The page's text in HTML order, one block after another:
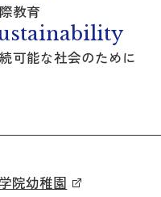
教育
可能な社会のために
院幼稚園